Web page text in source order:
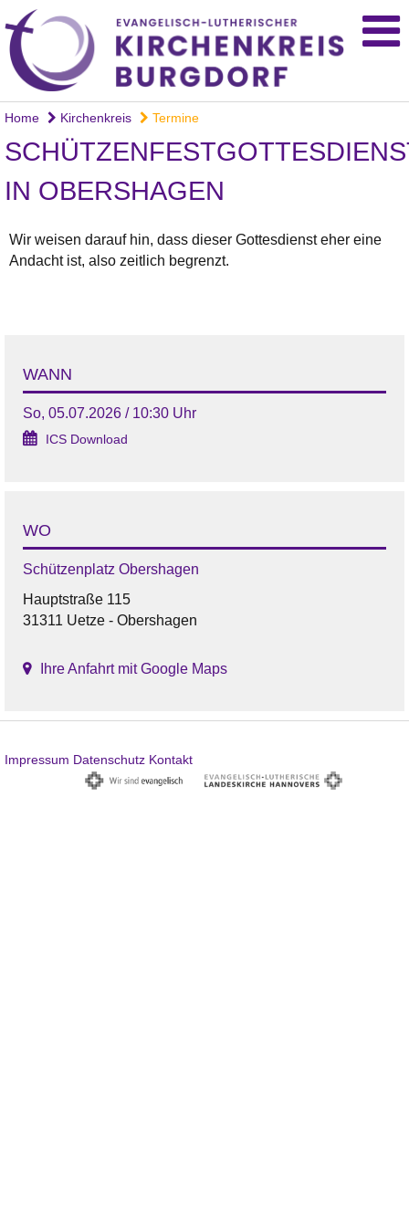
Home Kirchenkreis Termine
IN OBERSHAGEN
Wir weisen darauf hin, dass dieser Gottesdienst eher eine
Andacht ist, also zeitlich begrenzt.
WANN
So, 05.07.2026 / 10:30 Uhr
ICS Download
WO
Schützenplatz Obershagen
Hauptstraße 115
31311 Uetze - Obershagen
Ihre Anfahrt mit Google Maps
Impressum Datenschutz Kontakt